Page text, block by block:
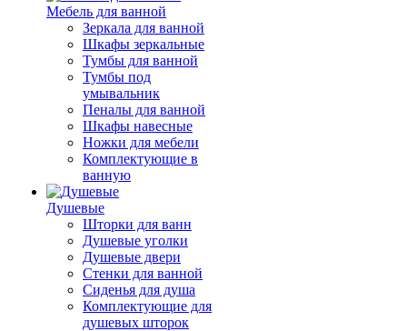
Мебель для ванной
Зеркала для ванной
Шкафы зеркальные
Тумбы для ванной
Тумбы под
умывальник
Пеналы для ванной
Шкафы навесные
Ножки для мебели
Комплектующие в
ванную
Душевые
Шторки для ванн
Душевые уголки
Душевые двери
Стенки для ванной
Сиденья для душа
Комплектующие для
душевых шторок